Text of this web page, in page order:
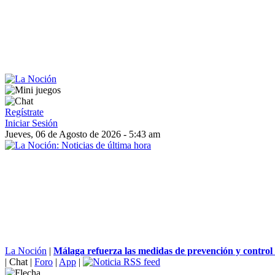
Regístrate
Iniciar Sesión
Jueves, 06 de Agosto de 2026 - 5:43 am
La Noción | Málaga refuerza las medidas de prevención y control
| Chat | Foro | App |